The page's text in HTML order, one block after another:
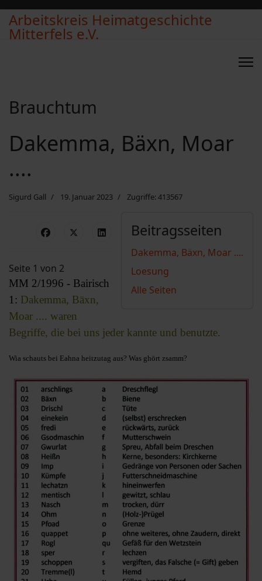
Arbeitskreis Heimatgeschichte
Mitterfels e.V.
Brauchtum
Dakemma, Bäxn, Moar
....
Sigurd Gall 19. Januar 2023 Zugriffe: 413567
Beitragsseiten
Dakemma, Bäxn, Moar ....
Loesung
Alle Seiten
Seite 1 von 2
MM 2/1996 - Bairisch
1: Dakemma, Bäxn,
Moar .... waren
Begriffe, die bei uns jeder kannte und benutzte.
Wia schauts bei Eahna heitzutag aus? Was ghört zsamm?